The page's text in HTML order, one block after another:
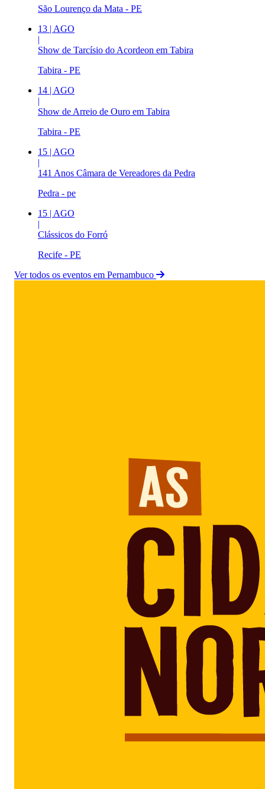
São Lourenço da Mata - PE
13 | AGO
|
Show de Tarcísio do Acordeon em Tabira
Tabira - PE
14 | AGO
|
Show de Arreio de Ouro em Tabira
Tabira - PE
15 | AGO
|
141 Anos Câmara de Vereadores da Pedra
Pedra - pe
15 | AGO
|
Clássicos do Forró
Recife - PE
Ver todos os eventos em Pernambuco